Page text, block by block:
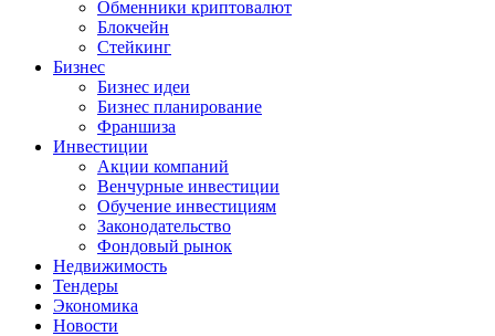
Обменники криптовалют
Блокчейн
Стейкинг
Бизнес
Бизнес идеи
Бизнес планирование
Франшиза
Инвестиции
Акции компаний
Венчурные инвестиции
Обучение инвестициям
Законодательство
Фондовый рынок
Недвижимость
Тендеры
Экономика
Новости